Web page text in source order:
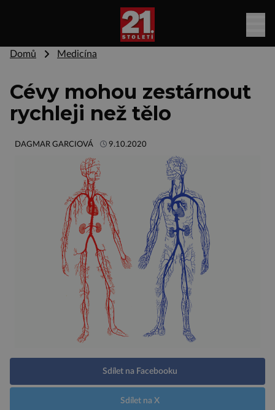
Domů Medicína
Cévy mohou zestárnout
rychleji než tělo
DAGMAR GARCIOVÁ 9.10.2020
Sdílet na Facebooku
Sdílet na X